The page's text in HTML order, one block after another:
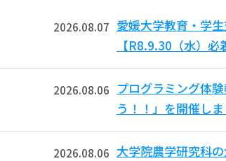
2026.08.07 愛媛大学教育・学
【R8.9.30（水）必
2026.08.06
プログラミング体
う！！」を開催し
2026.08.06 大学院農学研究科